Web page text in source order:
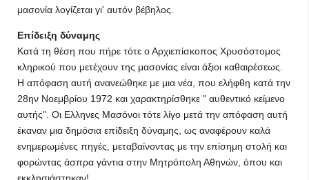
μασονία λογίζεται γι' αυτόν βέβηλος.
Επίδειξη δύναμης
Κατά τη θέση που πήρε τότε ο Αρχιεπίσκοπος Χρυσόστομος
κληρικού που μετέχουν της μασονίας είναι άξιοι καθαιρέσεως.
Η απόφαση αυτή ανανεώθηκε με μια νέα, που ελήφθη κατά την
28ην Νοεμβρίου 1972 και χαρακτηρίσθηκε " αυθεντικό κείμενο
αυτής". Οι Ελληνες Μασόνοι τότε λίγο μετά την απόφαση αυτή
έκαναν μια δημόσια επίδειξη δύναμης, ως αναφέρουν καλά
ενημερωμένες πηγές, μεταβαίνοντας με την επίσημη στολή και
φορώντας άσπρα γάντια στην Μητρόπολη Αθηνών, όπου και